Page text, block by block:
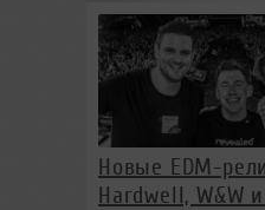
Новые EDM-
Hardwell, W&W